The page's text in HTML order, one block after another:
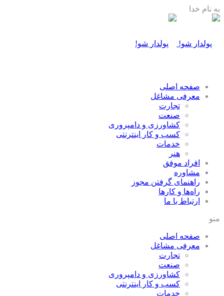
به نام خدا
صفحه اصلی
معرفی مشاغل
تجارت
صنعت
كشاورزی و دامپروری
كسب و كار اينترنتی
خدمات
هنر
افراد موفق
مشاوره
راهنمای گرفتن مجوز
راه‌ها و كارها
ارتباط با ما
منو
صفحه اصلی
معرفی مشاغل
تجارت
صنعت
كشاورزی و دامپروری
كسب و كار اينترنتی
خدمات